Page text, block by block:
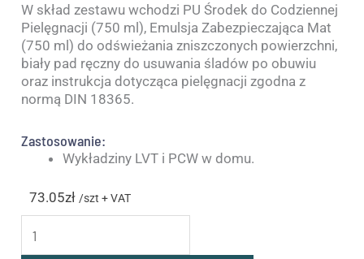
W skład zestawu wchodzi PU Środek do Codziennej
Pielęgnacji (750 ml), Emulsja Zabezpieczająca Mat
(750 ml) do odświeżania zniszczonych powierzchni,
biały pad ręczny do usuwania śladów po obuwiu
oraz instrukcja dotycząca pielęgnacji zgodna z
normą DIN 18365.
Zastosowanie:
Wykładziny LVT i PCW w domu.
73.05zł /szt + VAT